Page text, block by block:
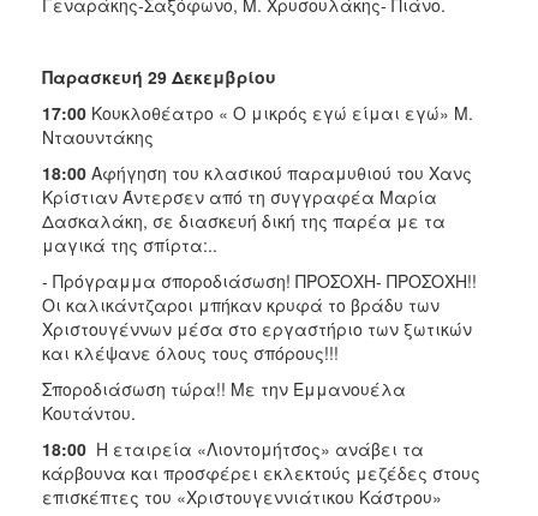
Γεναράκης-Σαξόφωνο, Μ. Χρυσουλάκης- Πιάνο.
Παρασκευή 29 Δεκεμβρίου
17:00 Κουκλοθέατρο « Ο μικρός εγώ είμαι εγώ» Μ.
Νταουντάκης
18:00 Αφήγηση του κλασικού παραμυθιού του Χανς
Κρίστιαν Άντερσεν από τη συγγραφέα Μαρία
Δασκαλάκη, σε διασκευή δική της παρέα με τα
μαγικά της σπίρτα:..
- Πρόγραμμα σποροδιάσωση! ΠΡΟΣΟΧΗ- ΠΡΟΣΟΧΗ!!
Οι καλικάντζαροι μπήκαν κρυφά το βράδυ των
Χριστουγέννων μέσα στο εργαστήριο των ξωτικών
και κλέψανε όλους τους σπόρους!!!
Σποροδιάσωση τώρα!! Με την Εμμανουέλα
Κουτάντου.
18:00 H εταιρεία «Λιοντομήτσος» ανάβει τα
κάρβουνα και προσφέρει εκλεκτούς μεζέδες στους
επισκέπτες του «Χριστουγεννιάτικου Κάστρου»